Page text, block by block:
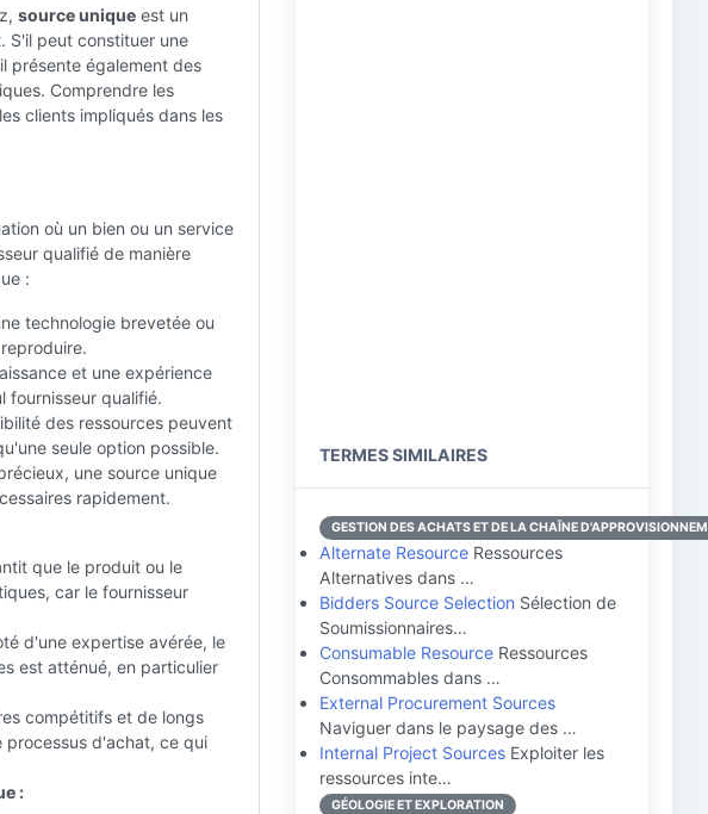
source unique est un
S'il peut constituer une
présente également des
Comprendre les
clients impliqués dans les
où un bien ou un service
qualifié de manière
:
technologie brevetée ou
et une expérience
fournisseur qualifié.
des ressources peuvent
seule option possible.
une source unique
rapidement.
que le produit ou le
car le fournisseur
d'une expertise avérée, le
est atténué, en particulier
compétitifs et de longs
processus d'achat, ce qui
:
TERMES SIMILAIRES
GESTION DES ACHATS ET DE LA CHAÎNE
Alternate Resource Ressources
Alternatives dans …
Bidders Source Selection Sélection de
Soumissionnaires…
Consumable Resource Ressources
Consommables dans …
External Procurement Sources
Naviguer dans le paysage des …
Internal Project Sources Exploiter les
ressources inte…
GÉOLOGIE ET EXPLORATION